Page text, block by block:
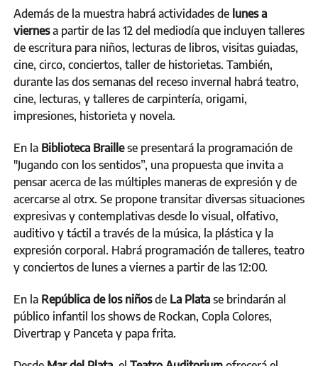
Además de la muestra habrá actividades de lunes a
viernesa partir de las 12 del mediodía que incluyen talleres
de escritura para niños, lecturas de libros, visitas guiadas,
cine, circo, conciertos, taller de historietas. También,
durante las dos semanas del receso invernal habrá teatro,
cine, lecturas, y talleres de carpintería, origami,
impresiones, historieta y novela.
En la Biblioteca Braillese presentará la programación de
"Jugando con los sentidos”, una propuesta que invita a
pensar acerca de las múltiples maneras de expresión y de
acercarse al otrx. Se propone transitar diversas situaciones
expresivas y contemplativas desde lo visual, olfativo,
auditivo y táctil a través de la música, la plástica y la
expresión corporal. Habrá programación de talleres, teatro
y conciertos de lunes a viernes a partir de las 12:00.
En la República de los niñosde La Plata se brindarán al
público infantil los shows de Rockan, Copla Colores,
Divertrap y Panceta y papa frita.